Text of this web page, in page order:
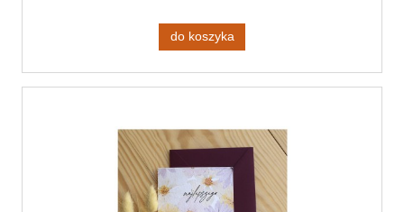
do koszyka